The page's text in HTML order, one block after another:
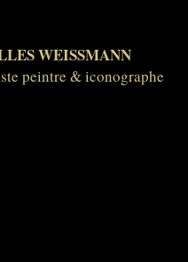
WEISSMANN
peintre & iconographe